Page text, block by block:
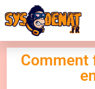
Comment